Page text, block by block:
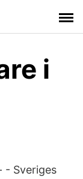
i
- Sveriges